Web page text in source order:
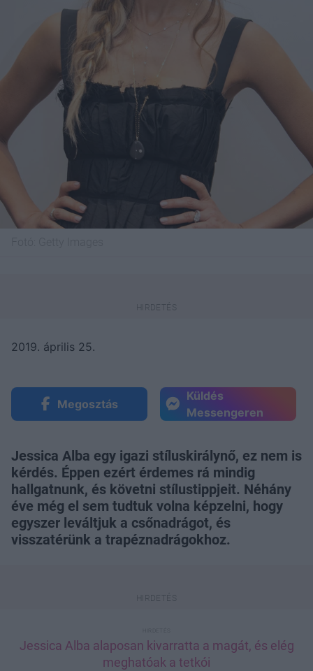
2019. április 25.
Megosztás
Küldés
Messengeren
Jessica Alba egy igazi stíluskirálynő, ez nem is
kérdés. Éppen ezért érdemes rá mindig
hallgatnunk, és követni stílustippjeit. Néhány
éve még el sem tudtuk volna képzelni, hogy
egyszer leváltjuk a csőnadrágot, és
visszatérünk a trapéznadrágokhoz.
Jessica Alba alaposan kivarratta a magát, és elég
meghatóak a tetkói